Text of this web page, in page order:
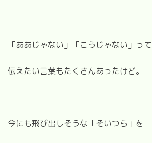
「ああじゃない」「こうじゃない」って
伝えたい言葉もたくさんあったけど。
今にも飛び出しそうな「そいつら」を